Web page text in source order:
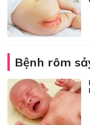
Bệnh rôm